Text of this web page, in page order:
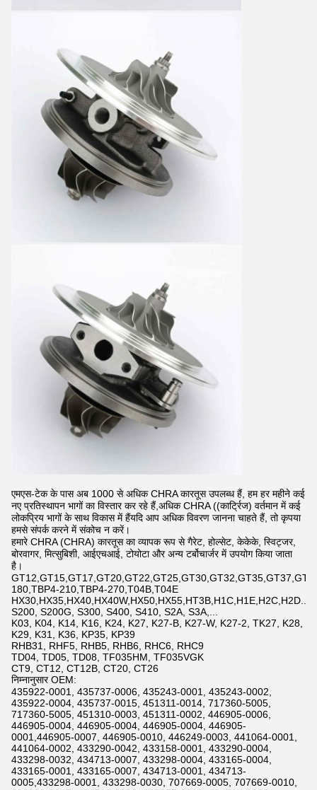
एमएस-टेक के पास अब 1000 से अधिक CHRA कारतूस उपलब्ध हैं, हम हर महीने कई
नए प्रतिस्थापन भागों का विस्तार कर रहे हैं,अधिक CHRA ((कार्ट्रिज) वर्तमान में कई
लोकप्रिय भागों के साथ विकास में हैंयदि आप अधिक विवरण जानना चाहते हैं, तो कृपया
हमसे संपर्क करने में संकोच न करें।
हमारे CHRA (CHRA) कारतूस का व्यापक रूप से गैरेट, होल्सेट, केकेके, स्विट्जर,
बोरवागर, मित्सुबिशी, आईएचआई, टोयोटा और अन्य टर्बोचार्जर में उपयोग किया जाता
है।
180,TBP4-210,TBP4-270,T04B,T04E
HX30,HX35,HX40,HX40W,HX50,HX55,HT3B,H1C,H1E,H2C,H2D...
S200, S200G, S300, S400, S410, S2A, S3A,...
K03, K04, K14, K16, K24, K27, K27-B, K27-W, K27-2, TK27, K28,
K29, K31, K36, KP35, KP39
RHB31, RHF5, RHB5, RHB6, RHC6, RHC9
TD04, TD05, TD08, TF035HM, TF035VGK
CT9, CT12, CT12B, CT20, CT26
निम्नानुसार OEM:
435922-0001, 435737-0006, 435243-0001, 435243-0002,
435922-0004, 435737-0015, 451311-0014, 717360-5005,
717360-5005, 451310-0003, 451311-0002, 446905-0006,
446905-0004, 446905-0004, 446905-0004, 446905-
0001,446905-0007, 446905-0010, 446249-0003, 441064-0001,
441064-0002, 433290-0042, 433158-0001, 433290-0004,
433298-0032, 434713-0007, 433298-0004, 433165-0004,
433165-0001, 433165-0007, 434713-0001, 434713-
0005,433298-0001, 433298-0030, 707669-0005, 707669-0010,